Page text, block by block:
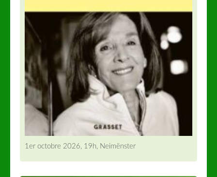
1er octobre 2026, 19h, Neimënster